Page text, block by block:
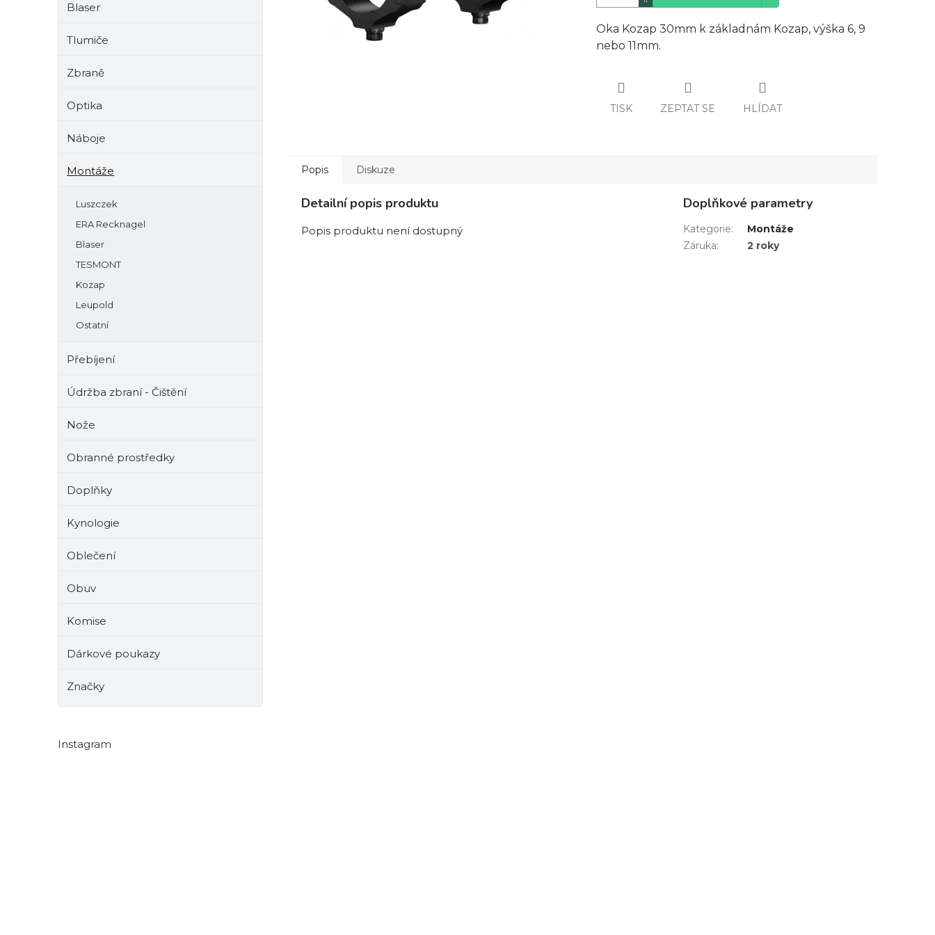
Blaser
Tlumiče
Zbraně
Optika
Náboje
Montáže
Luszczek
ERA Recknagel
Blaser
TESMONT
Kozap
Leupold
Ostatní
Přebíjení
Údržba zbraní - Čištění
Nože
Obranné prostředky
Doplňky
Kynologie
Oblečení
Obuv
Komise
Dárkové poukazy
Značky
Instagram
Oka Kozap 30mm k základnám Kozap, výška 6, 9
nebo 11mm.
TISK ZEPTAT SE HLÍDAT
Popis Diskuze
Detailní popis produktu
Popis produktu není dostupný
Doplňkové parametry
Kategorie:
Montáže
Záruka: 2 roky